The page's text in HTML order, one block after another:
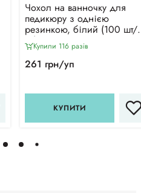
Чохол на ванночку для
педикюру з однією
резинкою, білий (100 шт/
уп)Купили 116 разiв
261 грн/уп
КУПИТИ